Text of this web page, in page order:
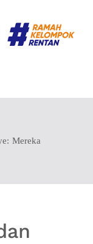
TENGAH
Mereka